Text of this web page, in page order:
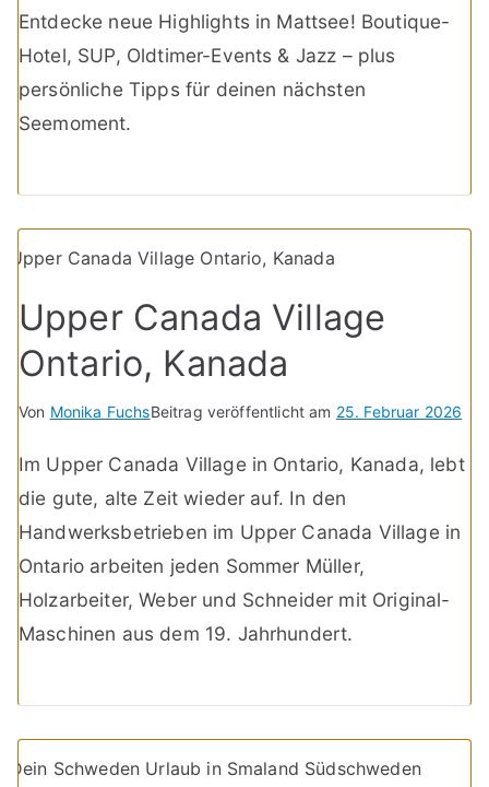
Entdecke neue Highlights in Mattsee! Boutique-
Hotel, SUP, Oldtimer-Events & Jazz – plus
persönliche Tipps für deinen nächsten
Seemoment.
Upper Canada Village
Ontario, Kanada
Von Monika FuchsBeitrag veröffentlicht am 25. Februar 2026
Im Upper Canada Village in Ontario, Kanada, lebt
die gute, alte Zeit wieder auf. In den
Handwerksbetrieben im Upper Canada Village in
Ontario arbeiten jeden Sommer Müller,
Holzarbeiter, Weber und Schneider mit Original-
Maschinen aus dem 19. Jahrhundert.